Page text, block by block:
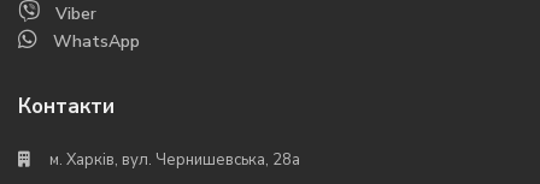
Viber
WhatsApp
Контакти
м. Харків, вул. Чернишевська, 28а